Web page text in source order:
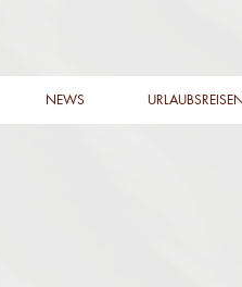
NEWS URLAUBSREISEN